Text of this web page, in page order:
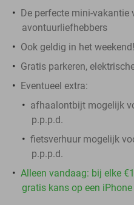
De perfecte mini-vakantie
avontuurliefhebbers
Ook geldig in het weekend!
Gratis parkeren,
Eventueel extra:
afhaalontbijt mogelijk
p.p.p.d.
fietsverhuur mogelijk
p.p.p.d.
Alleen vandaag: bij elke
gratis kans op een